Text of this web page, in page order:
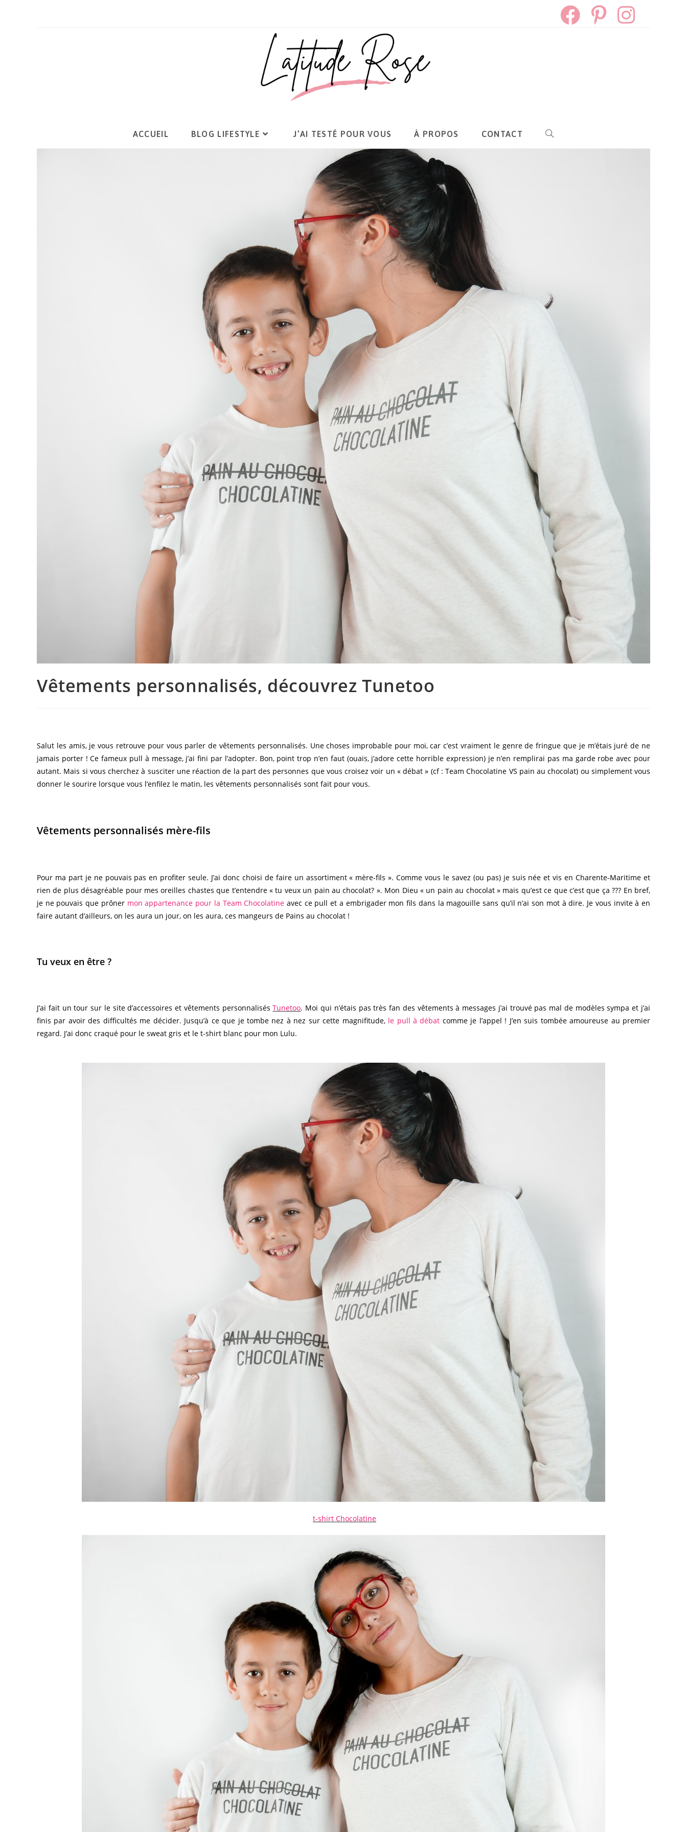
ACCUEIL BLOG LIFESTYLE J’AI TESTÉ POUR VOUS À PROPOS CONTACT
Vêtements personnalisés, découvrez Tunetoo
Salut les amis, je vous retrouve pour vous parler de vêtements personnalisés. Une choses improbable pour moi, car c’est vraiment le genre de fringue que je m’étais juré de ne
jamais porter ! Ce fameux pull à message, j’ai fini par l’adopter. Bon, point trop n’en faut (ouais, j’adore cette horrible expression) je n’en remplirai pas ma garde robe avec pour
autant. Mais si vous cherchez à susciter une réaction de la part des personnes que vous croisez voir un « débat » (cf : Team Chocolatine VS pain au chocolat) ou simplement vous
donner le sourire lorsque vous l’enfilez le matin, les vêtements personnalisés sont fait pour vous.
Vêtements personnalisés mère-fils
Pour ma part je ne pouvais pas en profiter seule. J’ai donc choisi de faire un assortiment « mère-fils ». Comme vous le savez (ou pas) je suis née et vis en Charente-Maritime et
rien de plus désagréable pour mes oreilles chastes que t’entendre « tu veux un pain au chocolat? ». Mon Dieu « un pain au chocolat » mais qu’est ce que c’est que ça ??? En bref,
je ne pouvais que prôner mon appartenance pour la Team Chocolatine avec ce pull et a embrigader mon fils dans la magouille sans qu’il n’ai son mot à dire. Je vous invite à en
faire autant d’ailleurs, on les aura un jour, on les aura, ces mangeurs de Pains au chocolat !
Tu veux en être ?
J’ai fait un tour sur le site d’accessoires et vêtements personnalisésTunetoo. Moi qui n’étais pas très fan des vêtements à messages j’ai trouvé pas mal de modèles sympa et j’ai
finis par avoir des difficultés me décider. Jusqu’à ce que je tombe nez à nez sur cette magnifitude, le pull à débat comme je l’appel ! J’en suis tombée amoureuse au premier
regard. J’ai donc craqué pour le sweat gris et le t-shirt blanc pour mon Lulu.
t-shirt Chocolatine